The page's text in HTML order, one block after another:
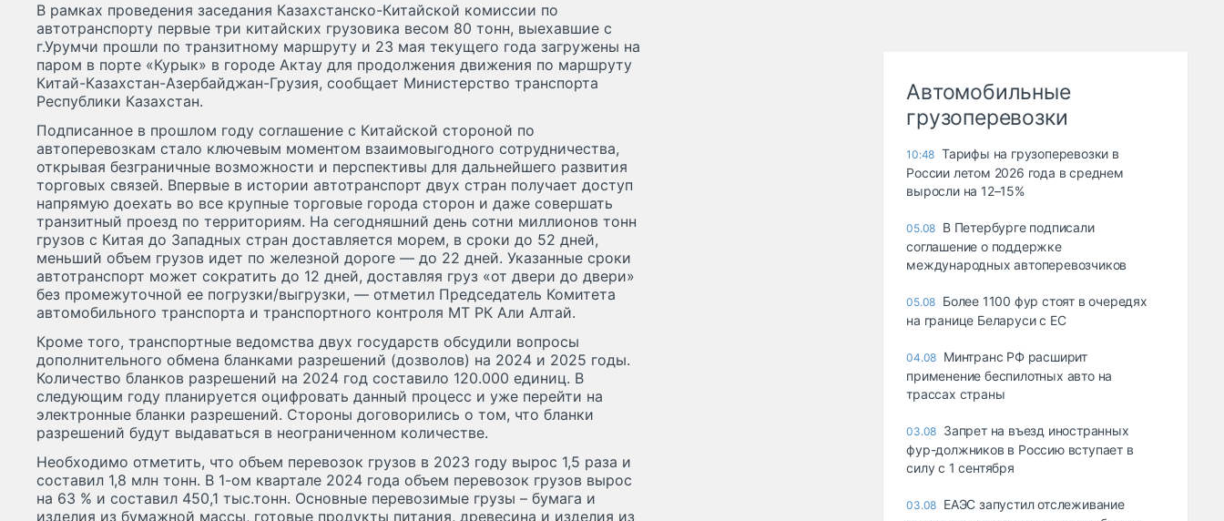
В рамках проведения заседания Казахстанско-Китайской комиссии по
автотранспорту первые три китайских грузовика весом 80 тонн, выехавшие с
г.Урумчи прошли по транзитному маршруту и 23 мая текущего года загружены на
паром в порте «Курык» в городе Актау для продолжения движения по маршруту
Китай-Казахстан-Азербайджан-Грузия, сообщает Министерство транспорта
Республики Казахстан.
Подписанное в прошлом году соглашение с Китайской стороной по
автоперевозкам стало ключевым моментом взаимовыгодного сотрудничества,
открывая безграничные возможности и перспективы для дальнейшего развития
торговых связей. Впервые в истории автотранспорт двух стран получает доступ
напрямую доехать во все крупные торговые города сторон и даже совершать
транзитный проезд по территориям. На сегодняшний день сотни миллионов тонн
грузов с Китая до Западных стран доставляется морем, в сроки до 52 дней,
меньший объем грузов идет по железной дороге — до 22 дней. Указанные сроки
автотранспорт может сократить до 12 дней, доставляя груз «от двери до двери»
без промежуточной ее погрузки/выгрузки, — отметил Председатель Комитета
автомобильного транспорта и транспортного контроля МТ РК Али Алтай.
Кроме того, транспортные ведомства двух государств обсудили вопросы
дополнительного обмена бланками разрешений (дозволов) на 2024 и 2025 годы.
Количество бланков разрешений на 2024 год составило 120.000 единиц. В
следующим году планируется оцифровать данный процесс и уже перейти на
электронные бланки разрешений. Стороны договорились о том, что бланки
разрешений будут выдаваться в неограниченном количестве.
Необходимо отметить, что объем перевозок грузов в 2023 году вырос 1,5 раза и
составил 1,8 млн тонн. В 1-ом квартале 2024 года объем перевозок грузов вырос
на 63 % и составил 450,1 тыс.тонн. Основные перевозимые грузы – бумага и
изделия из бумажной массы, готовые продукты питания, древесина и изделия из
Автомобильные
грузоперевозки
10:48 Тарифы на грузоперевозки в
России летом 2026 года в среднем
выросли на 12–15%
05.08 В Петербурге подписали
соглашение о поддержке
международных автоперевозчиков
05.08 Более 1100 фур стоят в очередях
на границе Беларуси с ЕС
04.08 Минтранс РФ расширит
применение беспилотных авто на
трассах страны
03.08 Запрет на въезд иностранных
фур-должников в Россию вступает в
силу с 1 сентября
03.08 ЕАЭС запустил отслеживание